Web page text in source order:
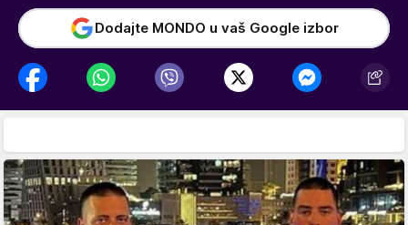
Dodajte MONDO u vaš Google izbor